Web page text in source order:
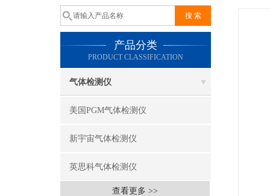
产品分类
PRODUCT CLASSIFICATION
气体检测仪
美国PGM气体检测仪
新宇宙气体检测仪
英思科气体检测仪
查看更多 >>